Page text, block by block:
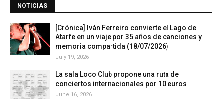
NOTICIAS
[Crónica] Iván Ferreiro convierte el Lago de
Atarfe en un viaje por 35 años de canciones y
memoria compartida (18/07/2026)
July 19, 2026
La sala Loco Club propone una ruta de
conciertos internacionales por 10 euros
June 16, 2026